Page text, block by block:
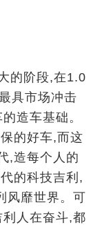
的阶段,在1.0
具市场冲击
造车基础。
的好车,而这
,造每个人的
的科技吉利,
风靡世界。可
人在奋斗,都